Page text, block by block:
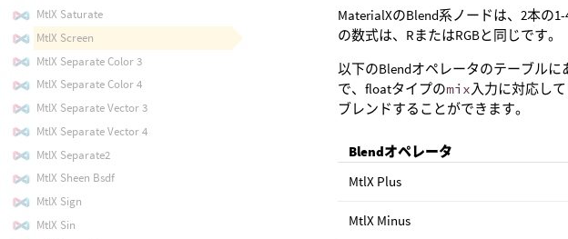
MaterialXのBlend系ノードは、2本の
の数式は、RまたはRGBと同じです。
以下のBlendオペレータのテーブルに
で、floatタイプのmix入力に対応し
ブレンドすることができます。
Blendオペレータ
MtlX Plus
MtlX Minus
MtlX Saturate
MtlX Screen
MtlX Separate Color 3
MtlX Separate Color 4
MtlX Separate Vector 3
MtlX Separate Vector 4
MtlX Separate2
MtlX Sheen Bsdf
MtlX Sign
MtlX Sin